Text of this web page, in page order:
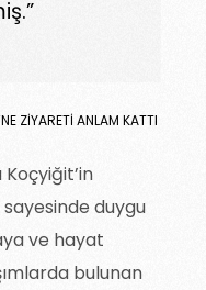
ZIYARETI ANLAM KATTI
duygu
ve hayat
bulunan